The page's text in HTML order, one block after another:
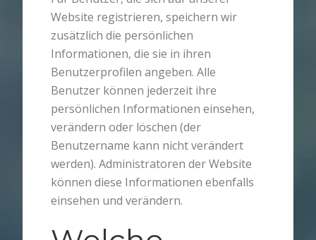
Website registrieren, speichern wir
zusätzlich die persönlichen
Informationen, die sie in ihren
Benutzerprofilen angeben. Alle
Benutzer können jederzeit ihre
persönlichen Informationen einsehen,
verändern oder löschen (der
Benutzername kann nicht verändert
werden). Administratoren der Website
können diese Informationen ebenfalls
einsehen und verändern.